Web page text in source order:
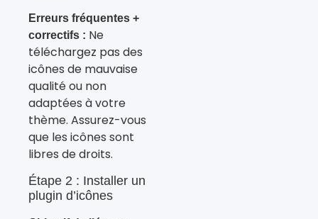
Erreurs fréquentes +
correctifs : Ne
téléchargez pas des
icônes de mauvaise
qualité ou non
adaptées à votre
thème. Assurez-vous
que les icônes sont
libres de droits.
Étape 2 : Installer un
plugin d’icônes